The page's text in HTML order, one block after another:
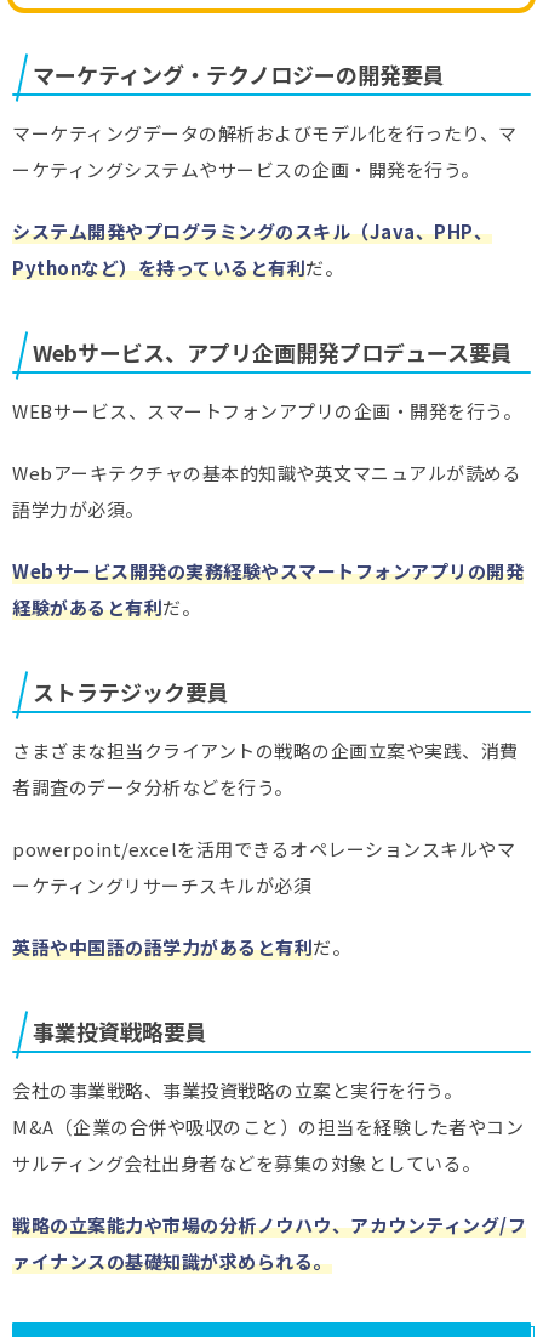
マーケティング・テクノロジーの開発要員
マーケティングデータの解析およびモデル化を行ったり、マ
ーケティングシステムやサービスの企画・開発を行う。
システム開発やプログラミングのスキル（Java、PHP、
Pythonなど）を持っていると有利だ。
Webサービス、アプリ企画開発プロデュース要員
WEBサービス、スマートフォンアプリの企画・開発を行う。
Webアーキテクチャの基本的知識や英文マニュアルが読める
語学力が必須。
Webサービス開発の実務経験やスマートフォンアプリの開発
経験があると有利だ。
ストラテジック要員
さまざまな担当クライアントの戦略の企画立案や実践、消費
者調査のデータ分析などを行う。
powerpoint/excelを活用できるオペレーションスキルやマ
ーケティングリサーチスキルが必須
英語や中国語の語学力があると有利だ。
事業投資戦略要員
会社の事業戦略、事業投資戦略の立案と実行を行う。
M&A（企業の合併や吸収のこと）の担当を経験した者やコン
サルティング会社出身者などを募集の対象としている。
戦略の立案能力や市場の分析ノウハウ、アカウンティング/フ
ァイナンスの基礎知識が求められる。